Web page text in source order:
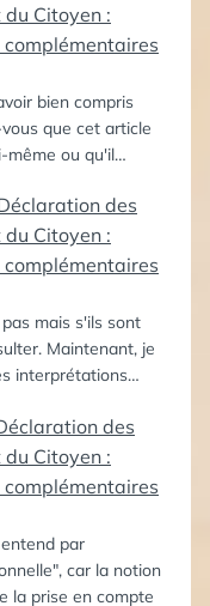
du Citoyen :
bien compris
que cet article
même ou qu'il…
des
du Citoyen :
mais s'ils sont
Maintenant, je
interprétations…
des
du Citoyen :
par
car la notion
la prise en compte